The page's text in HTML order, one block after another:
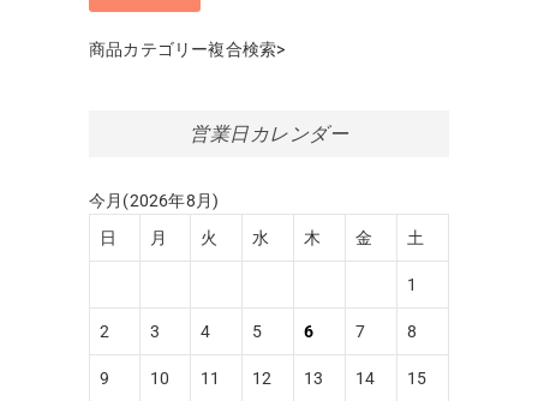
商品カテゴリー複合検索>
営業日カレンダー
今月(2026年8月)
日
月 火 水 木 金 土
1
2 3 4 5 6 7 8
9 10 11 12 13 14 15